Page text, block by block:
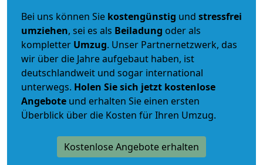
Bei uns können Sie kostengünstig und stressfrei
umziehen, sei es als Beiladung oder als
kompletter Umzug. Unser Partnernetzwerk, das
wir über die Jahre aufgebaut haben, ist
deutschlandweit und sogar international
unterwegs. Holen Sie sich jetzt kostenlose
Angebote und erhalten Sie einen ersten
Überblick über die Kosten für Ihren Umzug.
Kostenlose Angebote erhalten